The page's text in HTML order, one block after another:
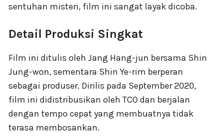
sentuhan misteri, film ini sangat layak dicoba.
Detail Produksi Singkat
Film ini ditulis oleh Jang Hang-jun bersama Shin
Jung-won, sementara Shin Ye-rim berperan
sebagai produser. Dirilis pada September 2020,
film ini didistribusikan oleh TCO dan berjalan
dengan tempo cepat yang membuatnya tidak
terasa membosankan.